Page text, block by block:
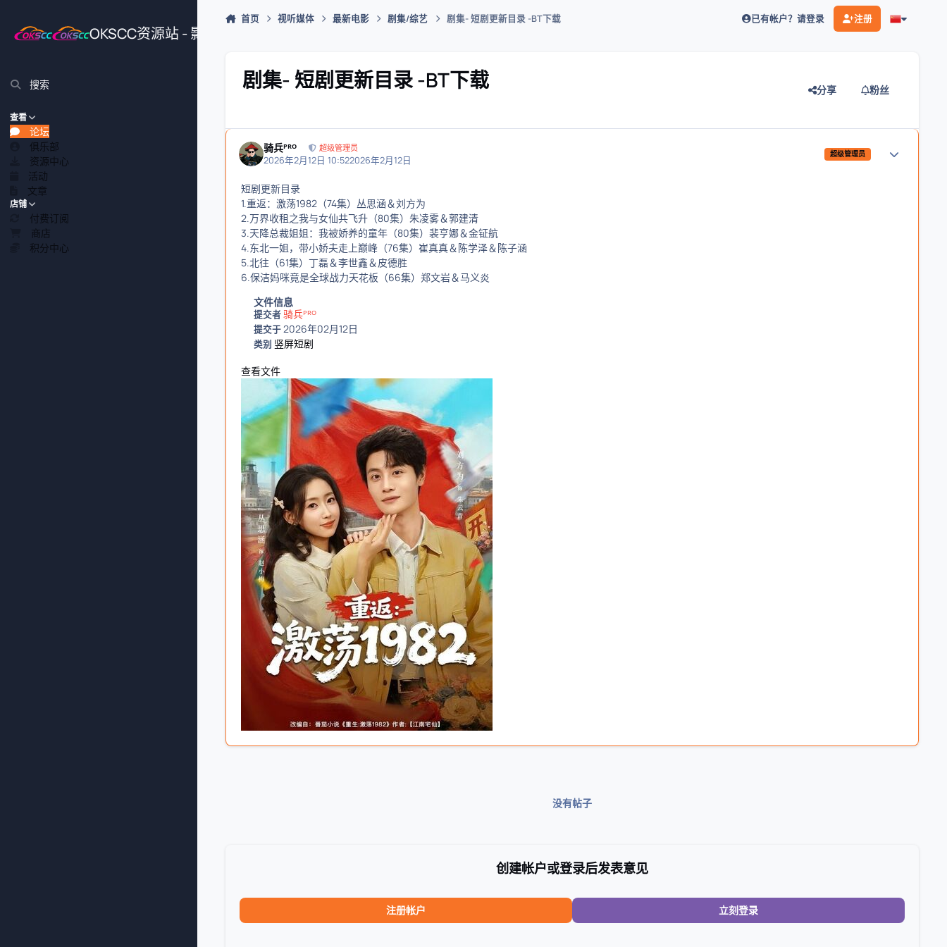
OKSCC资源站 - 影视、游戏、源码插件综合下载平台
搜索
查看
论坛
俱乐部
资源中心
活动
文章
店铺
付费订阅
商店
积分中心
首页 视听媒体 最新电影 剧集/综艺 剧集- 短剧更新目录 -BT下载 已有帐户？请登录 注册
剧集- 短剧更新目录 -BT下载 分享 粉丝
骑兵ᴾᴿᴼ 超级管理员
2026年2月12日 10:522026年2月12日
超级管理员
短剧更新目录
1.重返：激荡1982（74集）丛思涵＆刘方为
2.万界收租之我与女仙共飞升（80集）朱凌雾＆郭建清
3.天降总裁姐姐：我被娇养的童年（80集）裴亨娜＆金钲航
4.东北一姐，带小娇夫走上巅峰（76集）崔真真＆陈学泽＆陈子涵
5.北往（61集）丁磊＆李世鑫＆皮德胜
6.保洁妈咪竟是全球战力天花板（66集）郑文岩＆马义炎
文件信息
提交者骑兵ᴾᴿᴼ
提交于2026年02月12日
类别 竖屏短剧
查看文件
没有帖子
创建帐户或登录后发表意见
注册帐户 立刻登录